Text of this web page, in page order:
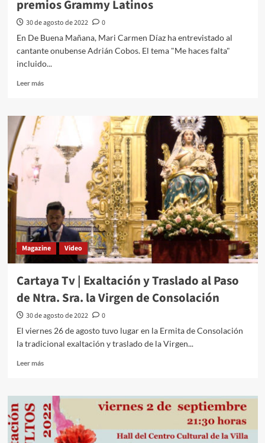
premios Grammy Latinos
30 de agosto de 2022
0
En De Buena Mañana, Mari Carmen Díaz ha entrevistado al
cantante onubense Adrián Cobos. El tema "Me haces falta"
incluido...
Leer más
Magazine Video
Cartaya Tv | Exaltación y Traslado al Paso
de Ntra. Sra. la Virgen de Consolación
30 de agosto de 2022
0
El viernes 26 de agosto tuvo lugar en la Ermita de Consolación
la tradicional exaltación y traslado de la Virgen...
Leer más